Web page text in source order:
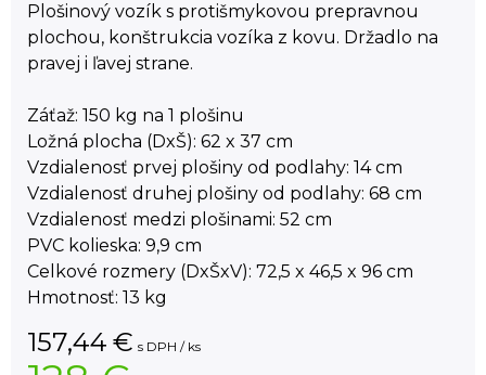
Plošinový vozík s protišmykovou prepravnou
plochou, konštrukcia vozíka z kovu. Držadlo na
pravej i ľavej strane.
Záťaž: 150 kg na 1 plošinu
Ložná plocha (DxŠ): 62 x 37 cm
Vzdialenosť prvej plošiny od podlahy: 14 cm
Vzdialenosť druhej plošiny od podlahy: 68 cm
Vzdialenosť medzi plošinami: 52 cm
PVC kolieska: 9,9 cm
Celkové rozmery (DxŠxV): 72,5 x 46,5 x 96 cm
Hmotnosť: 13 kg
157,44 € s DPH / ks